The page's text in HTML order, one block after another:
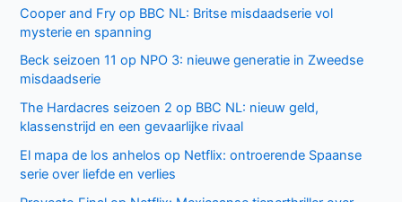
Cooper and Fry op BBC NL: Britse misdaadserie vol
mysterie en spanning
Beck seizoen 11 op NPO 3: nieuwe generatie in Zweedse
misdaadserie
The Hardacres seizoen 2 op BBC NL: nieuw geld,
klassenstrijd en een gevaarlijke rivaal
El mapa de los anhelos op Netflix: ontroerende Spaanse
serie over liefde en verlies